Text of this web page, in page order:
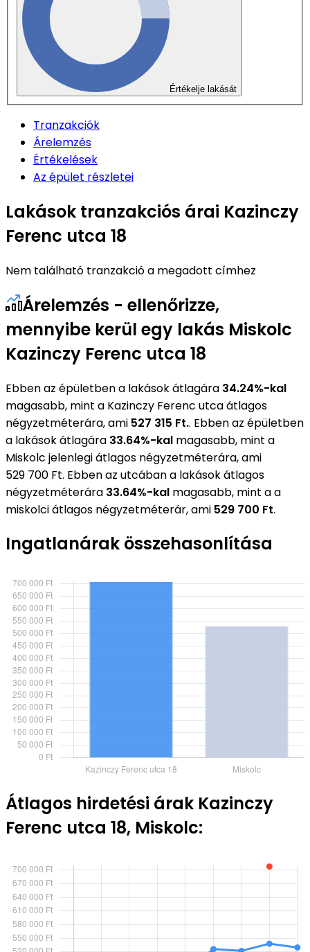
Értékelje lakását
Tranzakciók
Árelemzés
Értékelések
Az épület részletei
Lakások tranzakciós árai Kazinczy
Ferenc utca 18
Nem található tranzakció a megadott címhez
Árelemzés - ellenőrizze,
mennyibe kerül egy lakás Miskolc
Kazinczy Ferenc utca 18
Ebben az épületben a lakások átlagára 34.24%-kal
magasabb, mint a Kazinczy Ferenc utca átlagos
négyzetméterára, ami 527 315 Ft.. Ebben az épületben
a lakások átlagára 33.64%-kal magasabb, mint a
Miskolc jelenlegi átlagos négyzetméterára, ami
529 700 Ft. Ebben az utcában a lakások átlagos
négyzetméterára 33.64%-kal magasabb, mint a a
miskolci átlagos négyzetméterár, ami 529 700 Ft.
Ingatlanárak összehasonlítása
Átlagos hirdetési árak Kazinczy
Ferenc utca 18, Miskolc: